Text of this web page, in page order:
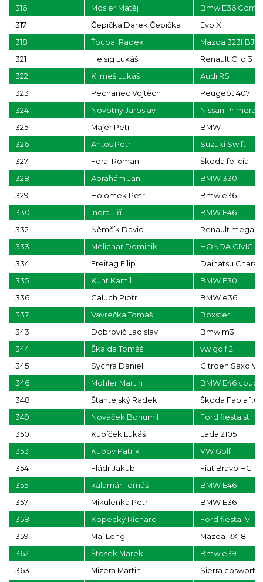
316
Mosler Matěj
Bmw E36
317
Čepička Darek Čepička
Evo X
318
Ťoupal Radek
Mazda 323f BJ
321
Heisig Lukáš
Renault Clio 3
322
Klimeš Lukáš
Audi RS
323
Pechanec Vojtěch
Peugeot 407
324
Novotny Jaroslav
Nissan Primera
325
Majer Petr
BMW
326
Antoš Petr
Suzuki Swift
327
Foral Roman
Škoda felicia
328
Abrahám Jan
BMW 330i
329
Holomek Petr
Bmw e36
330
Indra Jiří
BMW E46
332
Němčík David
Renault
333
Melichar Dominik
HONDA CIVIC
334
Freitag Filip
Daihatsu
335
Kunt Kamil
BMW E30
336
Galuch Piotr
BMW e36
337
Vavrečka Tomáš
Boxster
343
Dobrovič Ladislav
Bmw m3
344
Škalda Tomáš
vw golf 2
345
Sychra Daniel
Citroen Saxo
346
Mohler Martin
BMW E46
348
Štantejský Radek
Škoda Fabia 1.6
349
Nováček Bohumil
Ford fiesta st
350
Kubíček Lukáš
Lada 2105
353
Kubov Patrik
VW Golf
354
Fládr Jakub
Fiat Bravo HGT
355
kalamár Tomáš
BMW E46
357
Mikulenka Petr
BMW E36
358
Kopecký Richard
Ford fiesta IV
359
Mai Long
Mazda RX-8
362
Štosek Marek
Bmw e39
363
Mizera Martin
Sierra cosworth